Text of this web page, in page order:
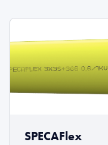
SPECAFlex